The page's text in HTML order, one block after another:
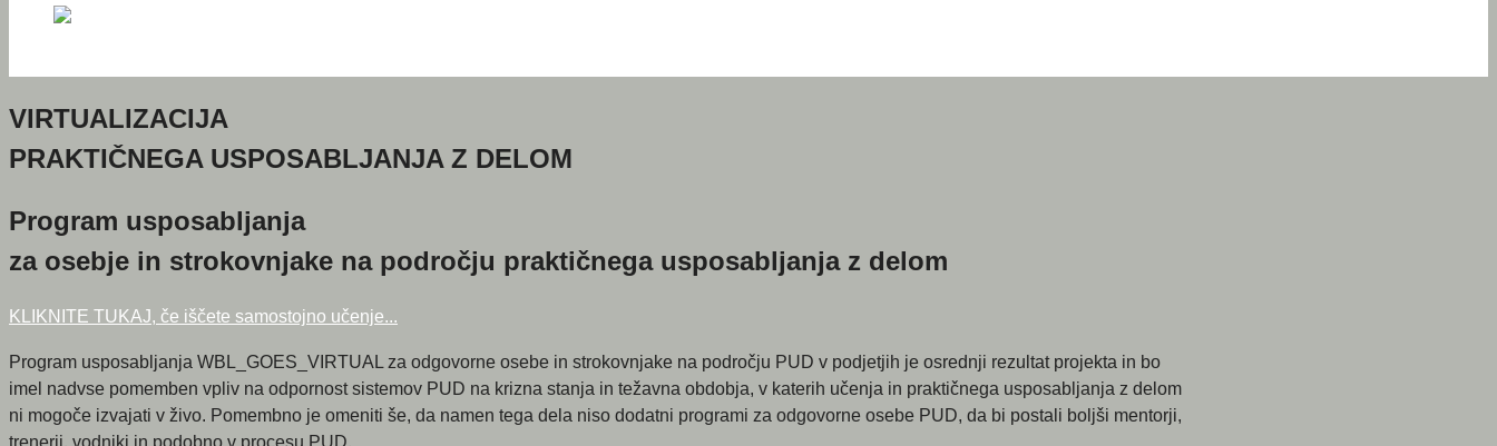
VIRTUALIZACIJA
PRAKTIČNEGA USPOSABLJANJA Z DELOM
Program usposabljanja
za osebje in strokovnjake na področju praktičnega usposabljanja z delom
KLIKNITE TUKAJ, če iščete samostojno učenje...
Program usposabljanja WBL_GOES_VIRTUAL za odgovorne osebe in strokovnjake na področju PUD v podjetjih je osrednji rezultat projekta in bo
imel nadvse pomemben vpliv na odpornost sistemov PUD na krizna stanja in težavna obdobja, v katerih učenja in praktičnega usposabljanja z delom
ni mogoče izvajati v živo. Pomembno je omeniti še, da namen tega dela niso dodatni programi za odgovorne osebe PUD, da bi postali boljši mentorji,
trenerji, vodniki in podobno v procesu PUD.